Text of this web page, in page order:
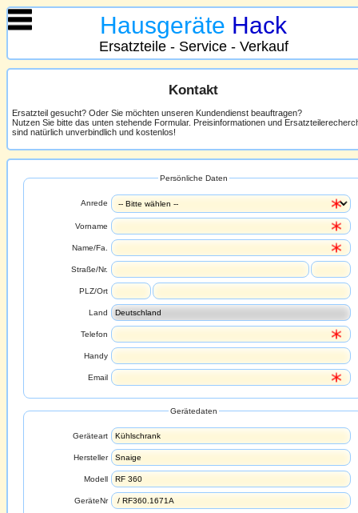
Hausgeräte Hack
Ersatzteile - Service - Verkauf
Kontakt
Ersatzteil gesucht? Oder Sie möchten unseren Kundendienst beauftragen?
Nutzen Sie bitte das unten stehende Formular. Preisinformationen und
sind natürlich unverbindlich und kostenlos!
Persönliche Daten
Anrede
Vorname
Name/Fa.
Straße/Nr.
PLZ/Ort
Land
Telefon
Handy
Email
Gerätedaten
Geräteart
Hersteller
Modell
GeräteNr